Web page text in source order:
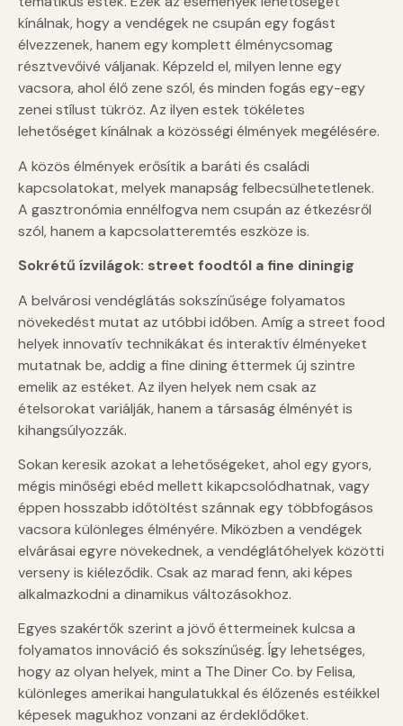
kínálnak, hogy a vendégek ne csupán egy fogást
élvezzenek, hanem egy komplett élménycsomag
résztvevőivé váljanak. Képzeld el, milyen lenne egy
vacsora, ahol élő zene szól, és minden fogás egy-egy
zenei stílust tükröz. Az ilyen estek tökéletes
lehetőséget kínálnak a közösségi élmények megélésére.
A közös élmények erősítik a baráti és családi
kapcsolatokat, melyek manapság felbecsülhetetlenek.
A gasztronómia ennélfogva nem csupán az étkezésről
szól, hanem a kapcsolatteremtés eszköze is.
Sokrétű ízvilágok: street foodtól a fine diningig
A belvárosi vendéglátás sokszínűsége folyamatos
növekedést mutat az utóbbi időben. Amíg a street food
helyek innovatív technikákat és interaktív élményeket
mutatnak be, addig a fine dining éttermek új szintre
emelik az estéket. Az ilyen helyek nem csak az
ételsorokat variálják, hanem a társaság élményét is
kihangsúlyozzák.
Sokan keresik azokat a lehetőségeket, ahol egy gyors,
mégis minőségi ebéd mellett kikapcsolódhatnak, vagy
éppen hosszabb időtöltést szánnak egy többfogásos
vacsora különleges élményére. Miközben a vendégek
elvárásai egyre növekednek, a vendéglátóhelyek közötti
verseny is kiéleződik. Csak az marad fenn, aki képes
alkalmazkodni a dinamikus változásokhoz.
Egyes szakértők szerint a jövő éttermeinek kulcsa a
folyamatos innováció és sokszínűség. Így lehetséges,
hogy az olyan helyek, mint a The Diner Co. by Felisa,
különleges amerikai hangulatukkal és élőzenés estéikkel
képesek magukhoz vonzani az érdeklődőket.